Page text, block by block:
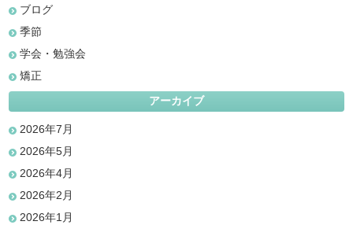
ブログ
季節
学会・勉強会
矯正
アーカイブ
2026年7月
2026年5月
2026年4月
2026年2月
2026年1月